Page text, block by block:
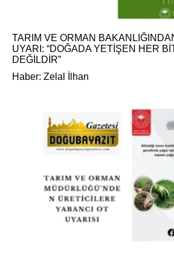
TARIM VE ORMAN
UYARI: “DOĞADA YETİŞEN HER
DEĞİLDİR”
Haber: Zelal İlhan